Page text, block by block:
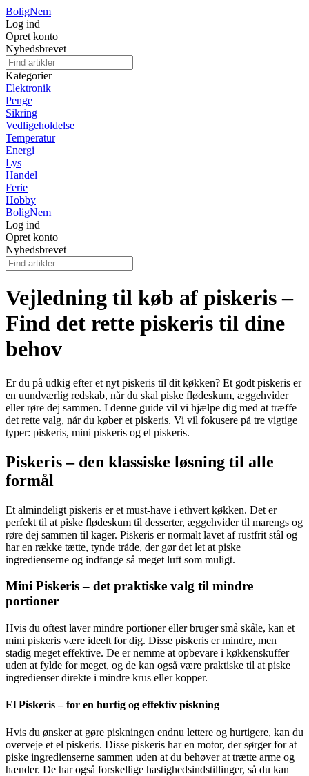
BoligNem
Log ind
Opret konto
Nyhedsbrevet
Kategorier
Elektronik
Penge
Sikring
Vedligeholdelse
Temperatur
Energi
Lys
Handel
Ferie
Hobby
BoligNem
Log ind
Opret konto
Nyhedsbrevet
Vejledning til køb af piskeris –
Find det rette piskeris til dine
behov
Er du på udkig efter et nyt piskeris til dit køkken? Et godt piskeris er
en uundværlig redskab, når du skal piske flødeskum, æggehvider
eller røre dej sammen. I denne guide vil vi hjælpe dig med at træffe
det rette valg, når du køber et piskeris. Vi vil fokusere på tre vigtige
typer: piskeris, mini piskeris og el piskeris.
Piskeris – den klassiske løsning til alle
formål
Et almindeligt piskeris er et must-have i ethvert køkken. Det er
perfekt til at piske flødeskum til desserter, æggehvider til marengs og
røre dej sammen til kager. Piskeris er normalt lavet af rustfrit stål og
har en række tætte, tynde tråde, der gør det let at piske
ingredienserne og indfange så meget luft som muligt.
Mini Piskeris – det praktiske valg til mindre
portioner
Hvis du oftest laver mindre portioner eller bruger små skåle, kan et
mini piskeris være ideelt for dig. Disse piskeris er mindre, men
stadig meget effektive. De er nemme at opbevare i køkkenskuffer
uden at fylde for meget, og de kan også være praktiske til at piske
ingredienser direkte i mindre krus eller kopper.
El Piskeris – for en hurtig og effektiv piskning
Hvis du ønsker at gøre piskningen endnu lettere og hurtigere, kan du
overveje et el piskeris. Disse piskeris har en motor, der sørger for at
piske ingredienserne sammen uden at du behøver at trætte arme og
hænder. De har også forskellige hastighedsindstillinger, så du kan